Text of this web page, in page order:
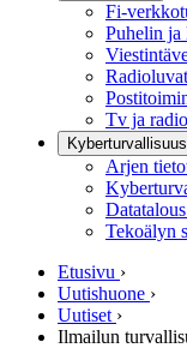
Fi-
Puhelin ja
Tv ja radio
Arjen
Tekoälyn
Etusivu ›
Uutishuone ›
Uutiset ›
Ilmailun